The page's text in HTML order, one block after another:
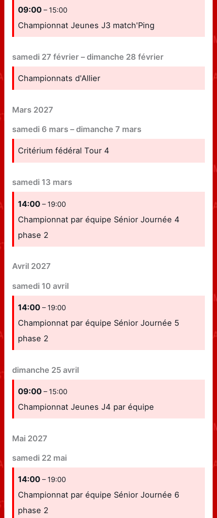
09:00– 15:00
Championnat Jeunes J3 match'Ping
samedi 27 février –dimanche 28 février
Championnats d'Allier
Mars 2027
samedi 6 mars –dimanche 7 mars
Critérium fédéral Tour 4
samedi 13 mars
14:00– 19:00
Championnat par équipe Sénior Journée 4
phase 2
Avril 2027
samedi 10 avril
14:00– 19:00
Championnat par équipe Sénior Journée 5
phase 2
dimanche 25 avril
09:00– 15:00
Championnat Jeunes J4 par équipe
Mai 2027
samedi 22 mai
14:00– 19:00
Championnat par équipe Sénior Journée 6
phase 2